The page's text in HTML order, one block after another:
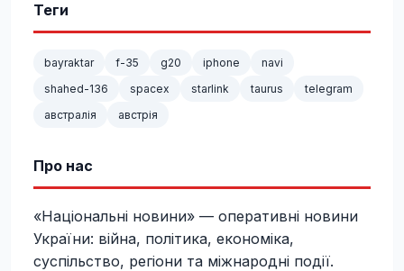
Теги
bayraktar f-35 g20 iphone
navi
shahed-136
spacex starlink taurus
telegram
австралія
австрія
Про нас
«Національні новини» — оперативні новини
України: війна, політика, економіка,
суспільство, регіони та міжнародні події.